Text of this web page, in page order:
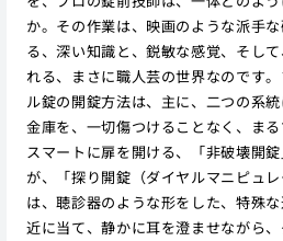
か。その作業は、映画のような派手
る、深い知識と、鋭敏な感覚、そし
れる、まさに職人芸の世界なのです
ル錠の開錠方法は、主に、二つの系
金庫を、一切傷つけることなく、まる
スマートに扉を開ける、「非破壊開
が、「探り開錠（ダイヤルマニピュ
は、聴診器のような形をした、特殊
近に当て、静かに耳を澄ませながら